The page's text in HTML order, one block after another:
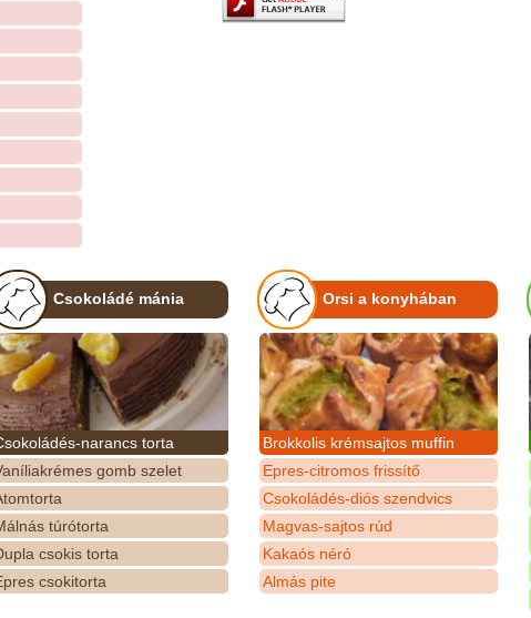
Csokoládé mánia
narancs torta
gomb szelet
túrótorta
csokis torta
csokitorta
Orsi a konyhában
Brokkolis krémsajtos muffin
Epres-citromos frissítő
Csokoládés-diós szendvics
Magvas-sajtos rúd
Kakaós néró
Almás pite